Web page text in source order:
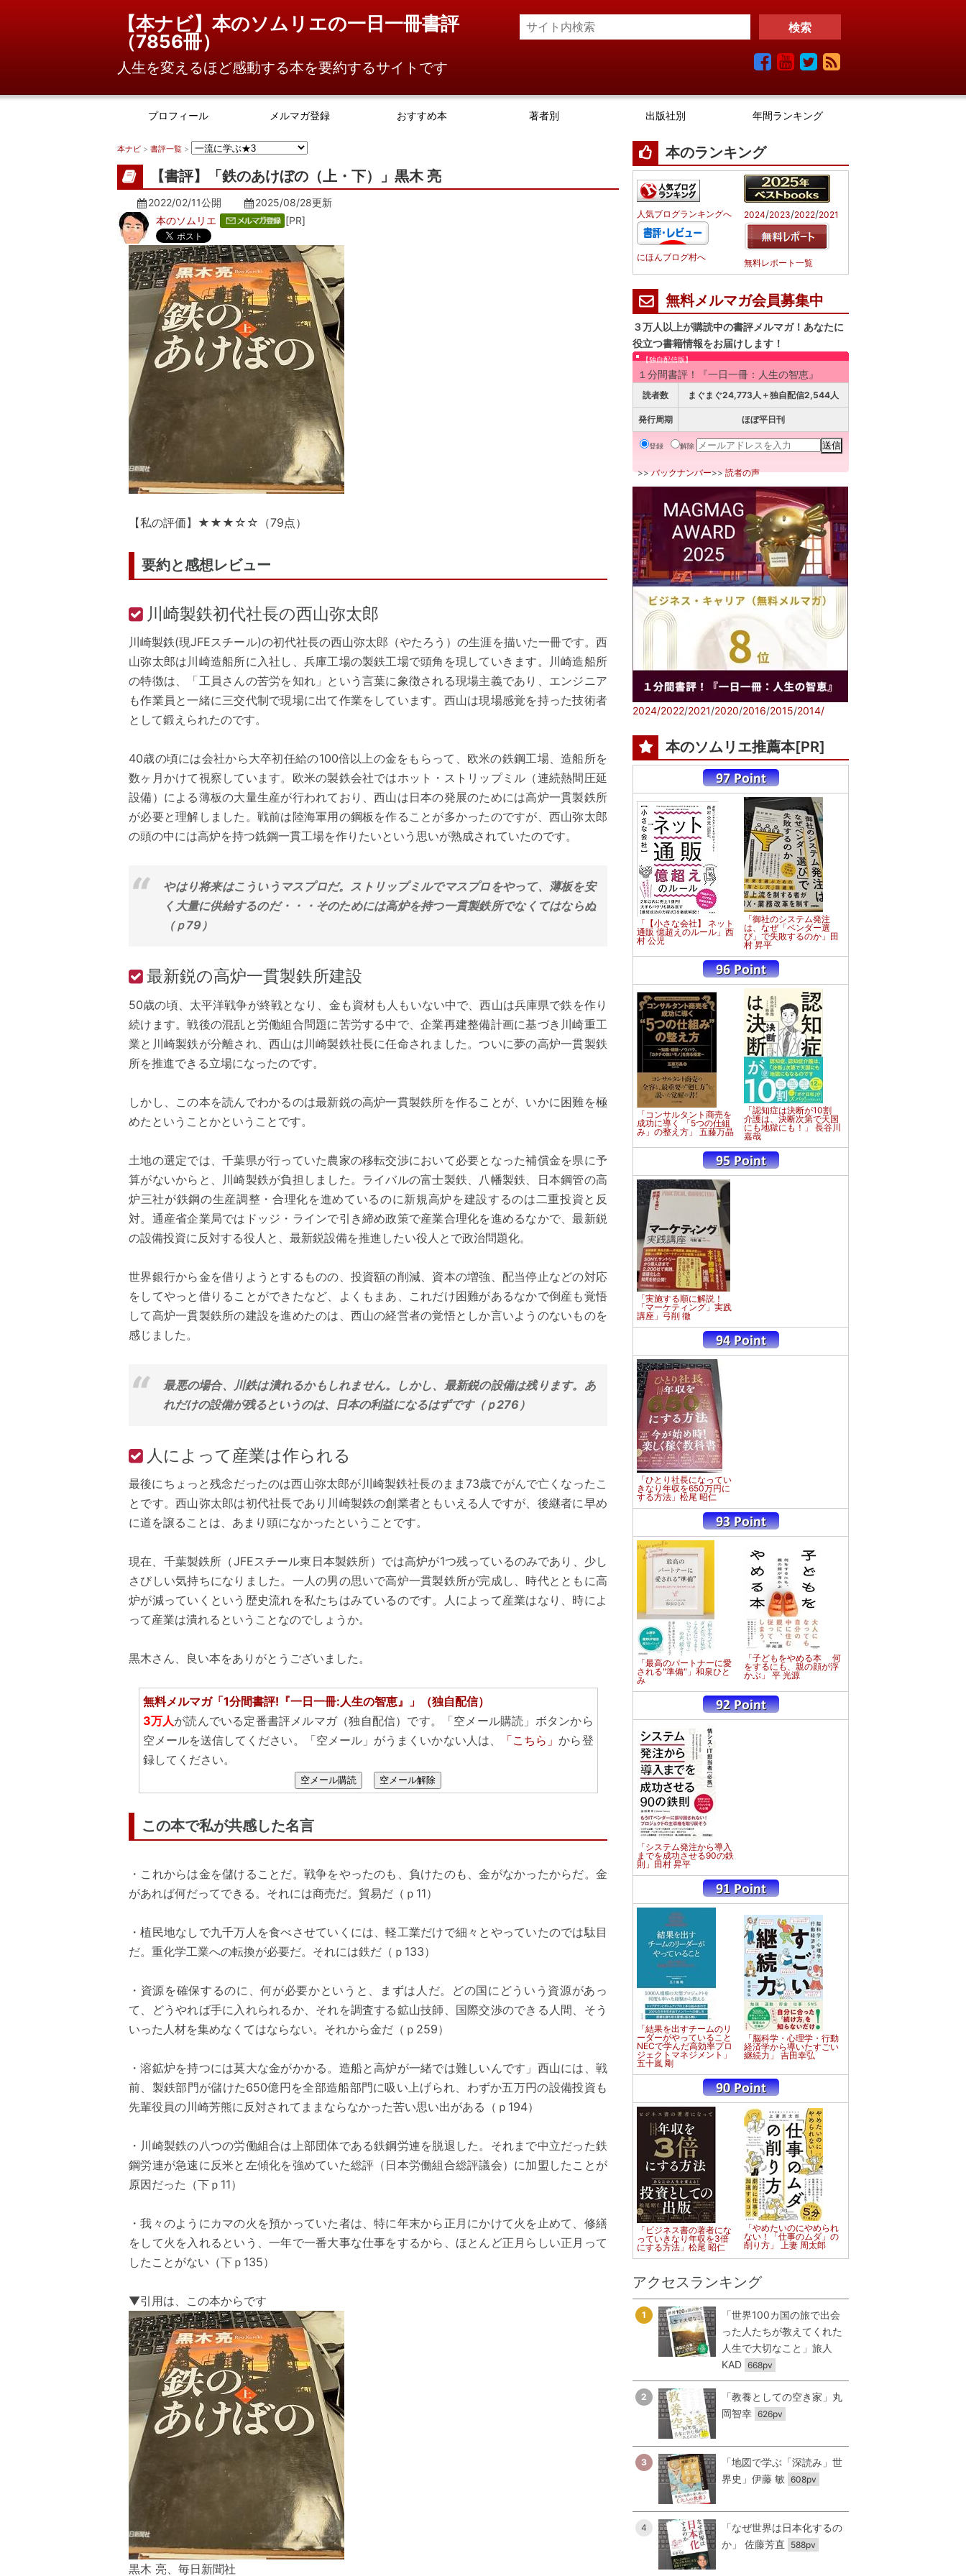
【本ナビ】本のソムリエの一日一冊書評
（7856冊）
人生を変えるほど感動する本を要約するサイトです
プロフィール メルマガ登録 おすすめ本 著者別 出版社別 年間ランキング
本ナビ > 書評一覧 >
【書評】「鉄のあけぼの（上・下）」黒木 亮
2022/02/11公開 2025/08/28更新
本のソムリエ
[PR]
【私の評価】★★★☆☆（79点）
要約と感想レビュー
川崎製鉄初代社長の西山弥太郎
川崎製鉄(現JFEスチール)の初代社長の西山弥太郎（やたろう）の生涯を描いた一冊です。西
山弥太郎は川崎造船所に入社し、兵庫工場の製鉄工場で頭角を現していきます。川崎造船所
の特徴は、「工員さんの苦労を知れ」という言葉に象徴される現場主義であり、エンジニア
も作業員と一緒に三交代制で現場に出て作業をしています。西山は現場感覚を持った技術者
として鍛えられたのです。
40歳の頃には会社から大卒初任給の100倍以上の金をもらって、欧米の鉄鋼工場、造船所を
数ヶ月かけて視察しています。欧米の製鉄会社ではホット・ストリップミル（連続熱間圧延
設備）による薄板の大量生産が行われており、西山は日本の発展のためには高炉一貫製鉄所
が必要と理解しました。戦前は陸海軍用の鋼板を作ることが多かったのですが、西山弥太郎
の頭の中には高炉を持つ銑鋼一貫工場を作りたいという思いが熟成されていたのです。
やはり将来はこういうマスプロだ。ストリップミルでマスプロをやって、薄板を安
く大量に供給するのだ・・・そのためには高炉を持つ一貫製鉄所でなくてはならぬ
（ｐ79）
最新鋭の高炉一貫製鉄所建設
50歳の頃、太平洋戦争が終戦となり、金も資材も人もいない中で、西山は兵庫県で鉄を作り
続けます。戦後の混乱と労働組合問題に苦労する中で、企業再建整備計画に基づき川崎重工
業と川崎製鉄が分離され、西山は川崎製鉄社長に任命されました。ついに夢の高炉一貫製鉄
所を推進できる立場になったのです。
しかし、この本を読んでわかるのは最新鋭の高炉一貫製鉄所を作ることが、いかに困難を極
めたということかということです。
土地の選定では、千葉県が行っていた農家の移転交渉において必要となった補償金を県に予
算がないからと、川崎製鉄が負担しました。ライバルの富士製鉄、八幡製鉄、日本鋼管の高
炉三社が鉄鋼の生産調整・合理化を進めているのに新規高炉を建設するのは二重投資と反
対。通産省企業局ではドッジ・ラインで引き締め政策で産業合理化を進めるなかで、最新鋭
の設備投資に反対する役人と、最新鋭設備を推進したい役人とで政治問題化。
世界銀行から金を借りようとするものの、投資額の削減、資本の増強、配当停止などの対応
をしてやっと借りることができたなど、よくもまあ、これだけ困難があるなかで倒産も覚悟
して高炉一貫製鉄所の建設を進めたのは、西山の経営者の覚悟としか言いようのないものを
感じました。
最悪の場合、川鉄は潰れるかもしれません。しかし、最新鋭の設備は残ります。あ
れだけの設備が残るというのは、日本の利益になるはずです（ｐ276）
人によって産業は作られる
最後にちょっと残念だったのは西山弥太郎が川崎製鉄社長のまま73歳でがんで亡くなったこ
とです。西山弥太郎は初代社長であり川崎製鉄の創業者ともいえる人ですが、後継者に早め
に道を譲ることは、あまり頭になかったということです。
現在、千葉製鉄所（JFEスチール東日本製鉄所）では高炉が1つ残っているのみであり、少し
さびしい気持ちになりました。一人の男の思いで高炉一貫製鉄所が完成し、時代とともに高
炉が減っていくという歴史流れを私たちはみているのです。人によって産業はなり、時によ
って産業は潰れるということなのでしょうか。
黒木さん、良い本をありがとうございました。
無料メルマガ「1分間書評!『一日一冊:人生の智恵』」（独自配信）
3万人が読んでいる定番書評メルマガ（独自配信）です。「空メール購読」ボタンから
空メールを送信してください。「空メール」がうまくいかない人は、
「こちら」から登
録してください。
空メール購読 空メール解除
この本で私が共感した名言
・これからは金を儲けることだ。戦争をやったのも、負けたのも、金がなかったからだ。金
があれば何だってできる。それには商売だ。貿易だ（ｐ11）
・植民地なしで九千万人を食べさせていくには、軽工業だけで細々とやっていたのでは駄目
だ。重化学工業への転換が必要だ。それには鉄だ（ｐ133）
・資源を確保するのに、何が必要かというと、まずは人だ。どの国にどういう資源があっ
て、どうやれば手に入れられるか、それを調査する鉱山技師、国際交渉のできる人間、そう
いった人材を集めなくてはならない。それから金だ（ｐ259）
・溶鉱炉を持つには莫大な金がかかる。造船と高炉が一緒では難しいんです」西山には、戦
前、製鉄部門が儲けた650億円を全部造船部門に吸い上げられ、わずか五万円の設備投資も
先輩役員の川崎芳熊に反対されてままならなかった苦い思い出がある（ｐ194）
・川崎製鉄の八つの労働組合は上部団体である鉄鋼労連を脱退した。それまで中立だった鉄
鋼労連が急速に反米と左傾化を強めていた総評（日本労働組合総評議会）に加盟したことが
原因だった（下ｐ11）
・我々のようにカマの火を預かっていた者は、特に年末から正月にかけて火を止めて、修繕
をして火を入れるという、一年で一番大事な仕事をするから、ほとんど正月らしい正月って
したことがない（下ｐ135）
▼引用は、この本からです
黒木 亮、毎日新聞社
本のランキング
人気ブログランキングへ
にほんブログ村へ
2024/2023/2022/2021
無料レポート一覧
無料メルマガ会員募集中
３万人以上が購読中の書評メルマガ！あなたに
役立つ書籍情報をお届けします！
【独自配信版】
１分間書評！『一日一冊：人生の智恵』
読者数 まぐまぐ24,773人＋独自配信2,544人
発行周期 ほぼ平日刊
登録 解除
>>バックナンバー>>読者の声
2024/2022/2021/2020/2016/2015/2014/
本のソムリエ推薦本[PR]
「【小さな会社】 ネット
通販 億超えのルール」西
村 公児
「御社のシステム発注
は、なぜ「ベンダー選
び」で失敗するのか」田
村 昇平
「コンサルタント商売を
成功に導く 「5つの仕組
み」の整え方」 五藤万晶
「認知症は決断が10割
介護は、決断次第で天国
にも地獄にも！」 長谷川
嘉哉
「実施する順に解説！
「マーケティング」実践
講座」弓削 徹
「ひとり社長になってい
きなり年収を650万円に
する方法」松尾 昭仁
「最高のパートナーに愛
される"準備"」和泉ひと
み
「子どもをやめる本 何
をするにも、親の顔が浮
かぶ」 平 光源
「システム発注から導入
までを成功させる90の鉄
則」田村 昇平
「結果を出すチームのリ
ーダーがやっていること
NECで学んだ高効率プロ
ジェクトマネジメント」
五十嵐 剛
「脳科学・心理学・行動
経済学から導いたすごい
継続力」 吉田幸弘
「ビジネス書の著者にな
っていきなり年収を3倍
にする方法」松尾 昭仁
「やめたいのにやめられ
ない！「仕事のムダ」の
削り方」 上妻 周太郎
アクセスランキング
1
「世界100カ国の旅で出会
った人たちが教えてくれた
人生で大切なこと」旅人
KAD 668pv
2
「教養としての空き家」丸
岡智幸 626pv
3
「地図で学ぶ「深読み」世
界史」伊藤 敏 608pv
4
「なぜ世界は日本化するの
か」 佐藤芳直
588pv